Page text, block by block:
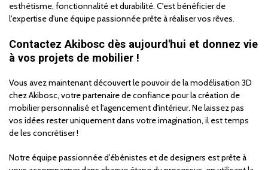
esthétisme, fonctionnalité et durabilité. C'est bénéficier de
l'expertise d'une équipe passionnée prête à réaliser vos rêves.
Contactez Akibosc dès aujourd'hui et donnez vie
à vos projets de mobilier !
Vous avez maintenant découvert le pouvoir de la modélisation 3D
chez Akibosc, votre partenaire de confiance pour la création de
mobilier personnalisé et l'agencement d'intérieur. Ne laissez pas
vos idées rester uniquement dans votre imagination, il est temps
de les concrétiser !
Notre équipe passionnée d'ébénistes et de designers est prête à